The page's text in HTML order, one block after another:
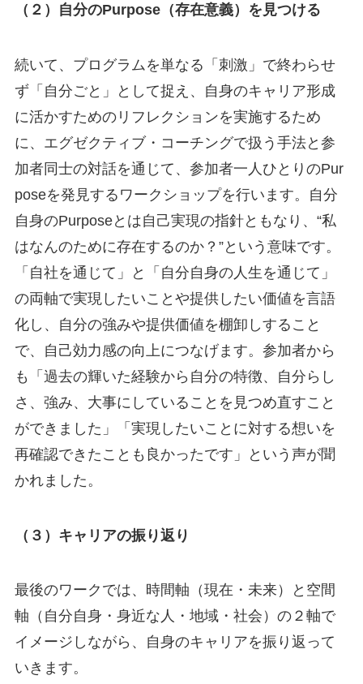
（２）自分のPurpose（存在意義）を見つける
続いて、プログラムを単なる「刺激」で終わらせ
ず「自分ごと」として捉え、自身のキャリア形成
に活かすためのリフレクションを実施するため
に、エグゼクティブ・コーチングで扱う手法と参
加者同士の対話を通じて、参加者一人ひとりのPur
poseを発見するワークショップを行います。自分
自身のPurposeとは自己実現の指針ともなり、“私
はなんのために存在するのか？”という意味です。
「自社を通じて」と「自分自身の人生を通じて」
の両軸で実現したいことや提供したい価値を言語
化し、自分の強みや提供価値を棚卸しすること
で、自己効力感の向上につなげます。参加者から
も「過去の輝いた経験から自分の特徴、自分らし
さ、強み、大事にしていることを見つめ直すこと
ができました」「実現したいことに対する想いを
再確認できたことも良かったです」という声が聞
かれました。
（３）キャリアの振り返り
最後のワークでは、時間軸（現在・未来）と空間
軸（自分自身・身近な人・地域・社会）の２軸で
イメージしながら、自身のキャリアを振り返って
いきます。